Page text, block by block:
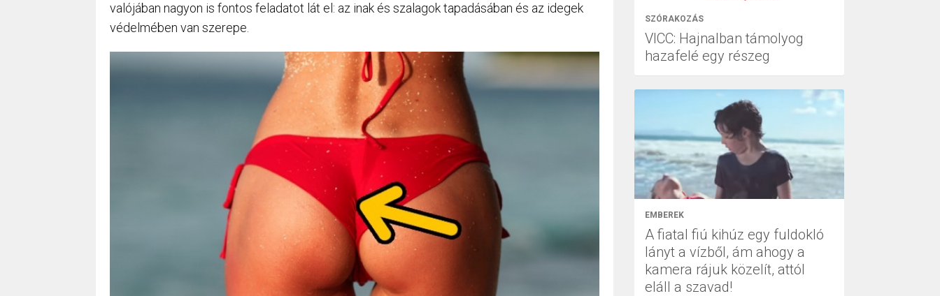
valójában nagyon is fontos feladatot lát el: az inak és szalagok tapadásában és az idegek
védelmében van szerepe.
SZÓRAKOZÁS
VICC: Hajnalban támolyog
hazafelé egy részeg
EMBEREK
A fiatal fiú kihúz egy fuldokló
lányt a vízből, ám ahogy a
kamera rájuk közelít, attól
eláll a szavad!